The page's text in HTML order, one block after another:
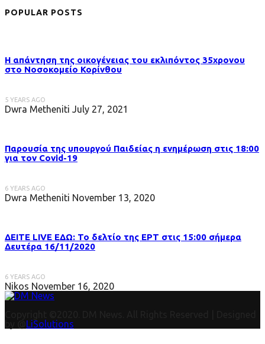
POPULAR POSTS
Η απάντηση της οικογένειας του εκλιπόντος 35χρονου
στo Νοσοκομείο Κορίνθου
5 YEARS AGO
Dwra Metheniti July 27, 2021
Παρουσία της υπουργού Παιδείας η ενημέρωση στις 18:00
για τον Covid-19
6 YEARS AGO
Dwra Metheniti November 13, 2020
ΔΕΙΤΕ LIVE ΕΔΩ: Το δελτίο της ΕΡΤ στις 15:00 σήμερα
Δευτέρα 16/11/2020
6 YEARS AGO
Nikos November 16, 2020
LiSolutions